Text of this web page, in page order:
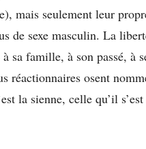
mais seulement leur
de sexe masculin. La
sa famille, à son passé, à
réactionnaires osent
la sienne, celle qu’il